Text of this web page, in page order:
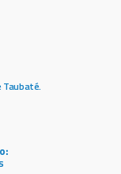
Taubaté.